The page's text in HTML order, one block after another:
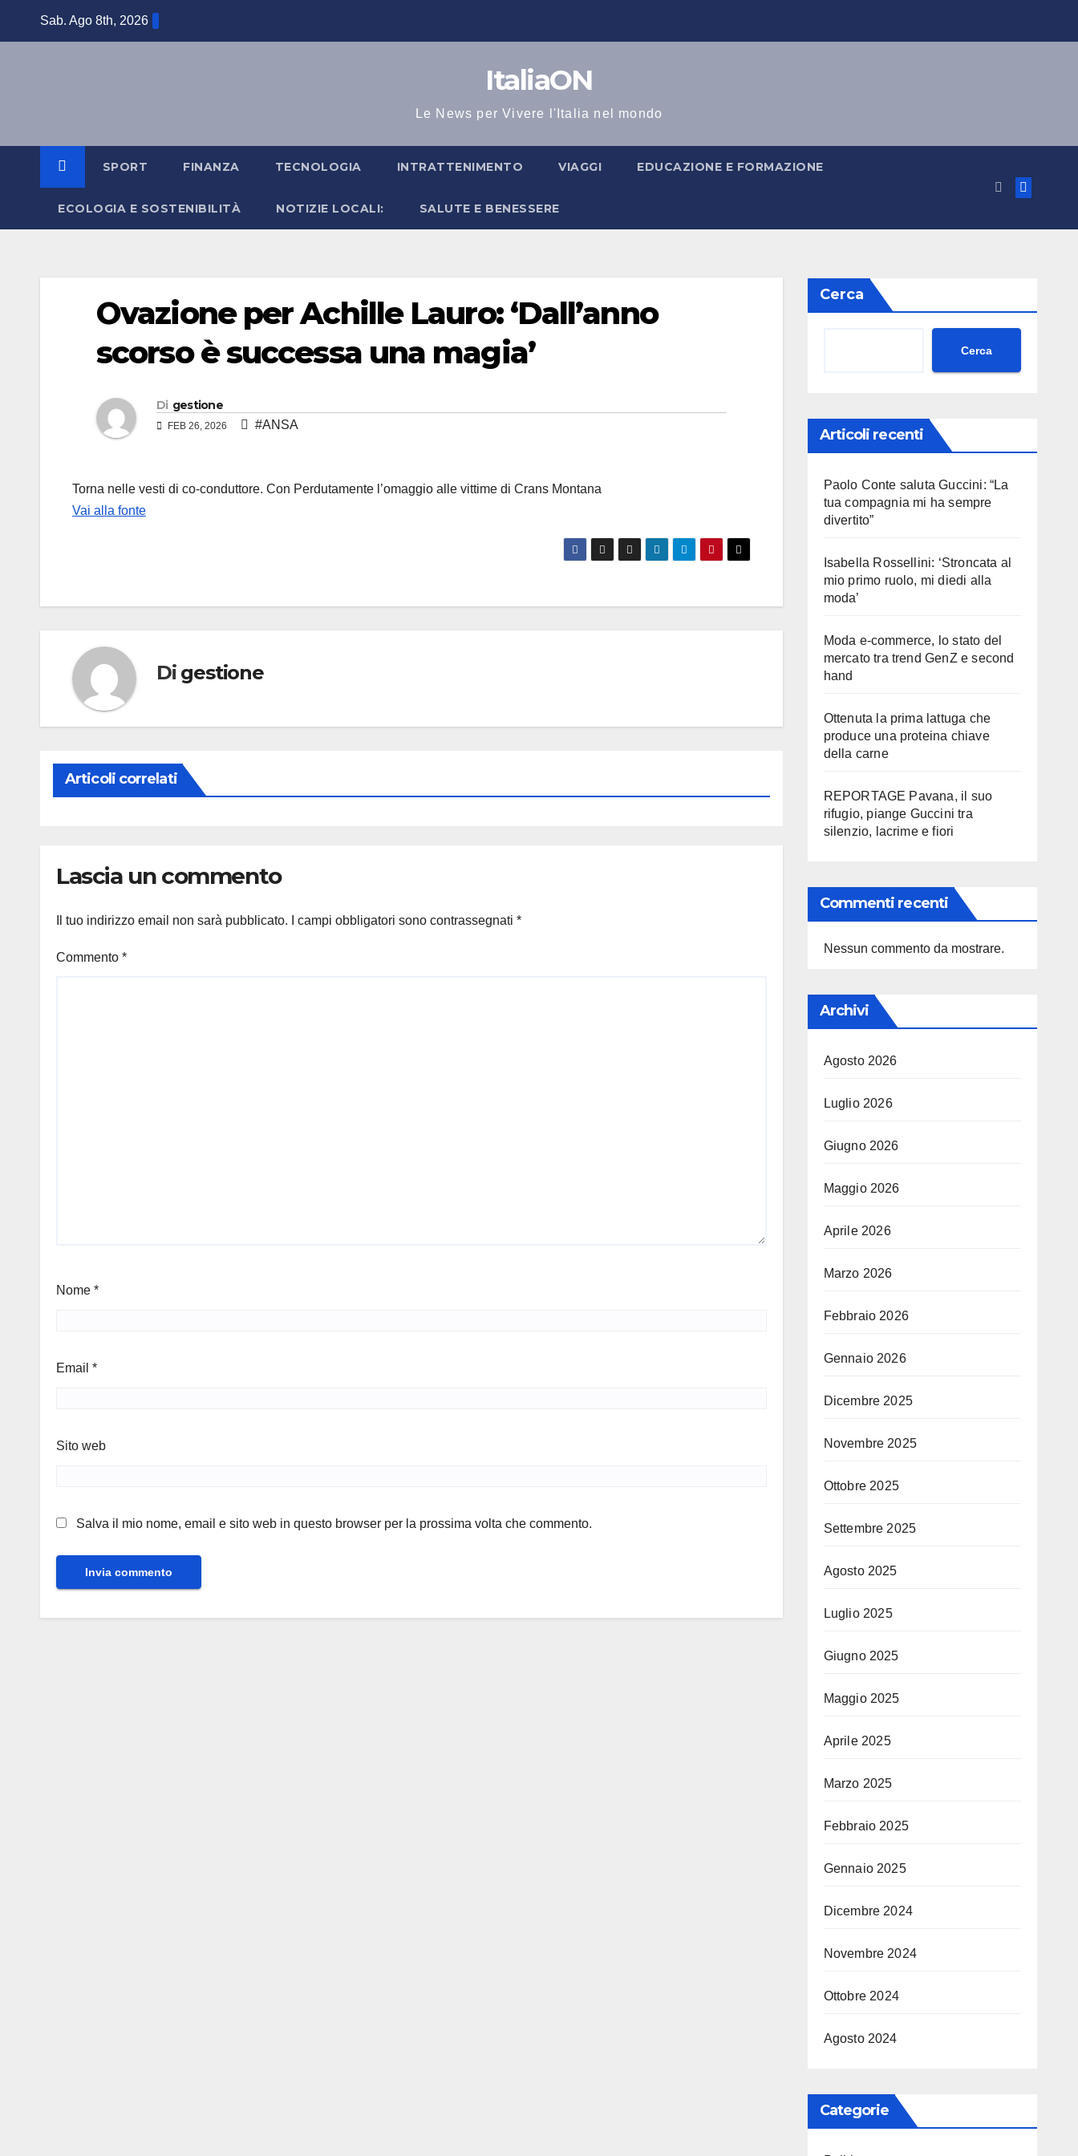
Sab. Ago 8th, 2026
ItaliaON
Le News per Vivere l'Italia nel mondo
SPORT FINANZA TECNOLOGIA INTRATTENIMENTO VIAGGI EDUCAZIONE E FORMAZIONE
ECOLOGIA E SOSTENIBILITÀ NOTIZIE LOCALI: SALUTE E BENESSERE
Ovazione per Achille Lauro: ‘Dall’anno
scorso è successa una magia’
Di gestione
FEB 26, 2026 #ANSA
Torna nelle vesti di co-conduttore. Con Perdutamente l’omaggio alle vittime di Crans Montana
Vai alla fonte
Di gestione
Articoli correlati
Lascia un commento
Il tuo indirizzo email non sarà pubblicato. I campi obbligatori sono contrassegnati *
Commento *
Nome *
Email *
Sito web
Salva il mio nome, email e sito web in questo browser per la prossima volta che commento.
Cerca
Cerca
Articoli recenti
Paolo Conte saluta Guccini: “La
tua compagnia mi ha sempre
divertito”
Isabella Rossellini: ‘Stroncata al
mio primo ruolo, mi diedi alla
moda’
Moda e-commerce, lo stato del
mercato tra trend GenZ e second
hand
Ottenuta la prima lattuga che
produce una proteina chiave
della carne
REPORTAGE Pavana, il suo
rifugio, piange Guccini tra
silenzio, lacrime e fiori
Commenti recenti
Nessun commento da mostrare.
Archivi
Agosto 2026
Luglio 2026
Giugno 2026
Maggio 2026
Aprile 2026
Marzo 2026
Febbraio 2026
Gennaio 2026
Dicembre 2025
Novembre 2025
Ottobre 2025
Settembre 2025
Agosto 2025
Luglio 2025
Giugno 2025
Maggio 2025
Aprile 2025
Marzo 2025
Febbraio 2025
Gennaio 2025
Dicembre 2024
Novembre 2024
Ottobre 2024
Agosto 2024
Categorie